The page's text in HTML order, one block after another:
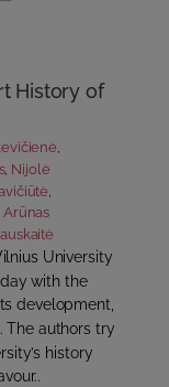
History of
,
, Nijolė
Arūnas
University
with the
development,
The authors try
history